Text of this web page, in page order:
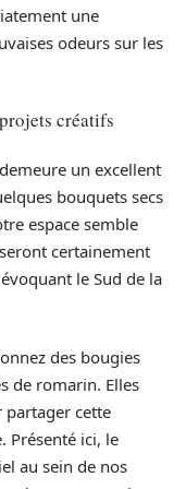
une
odeurs sur les
créatifs
demeure un excellent
bouquets secs
espace semble
certainement
le Sud de la
des bougies
de romarin. Elles
partager cette
Présenté ici, le
au sein de nos